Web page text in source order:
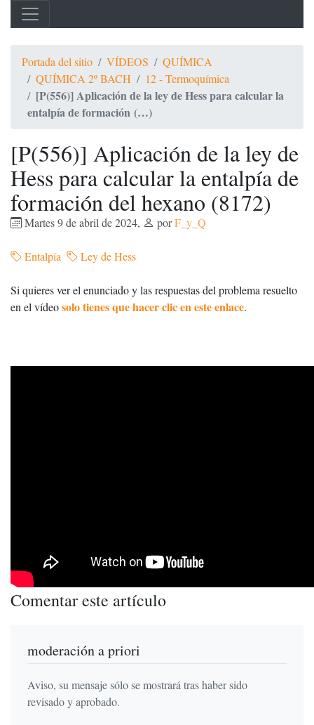
Portada del sitio VÍDEOS
QUÍMICA
QUÍMICA 2º BACH
12 - Termoquímica
[P(556)] Aplicación de la ley de Hess para calcular la
entalpía de formación (…)
[P(556)] Aplicación de la ley de
Hess para calcular la entalpía de
formación del hexano (8172)
Martes 9 de abril de 2024, porF_y_Q
Entalpía Ley de Hess
Si quieres ver el enunciado y las respuestas del problema resuelto
en el vídeosolo tienes que hacer clic en este enlace.
Comentar este artículo
moderación a priori
Aviso, su mensaje sólo se mostrará tras haber sido
revisado y aprobado.